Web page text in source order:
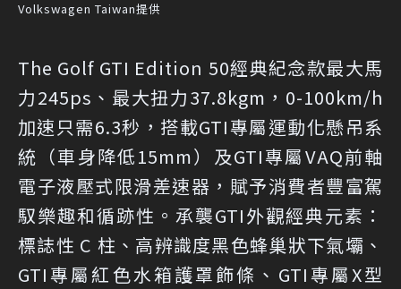
Volkswagen Taiwan提供
The Golf GTI Edition 50經典紀念款最大馬
力245ps、最大扭力37.8kgm，0-100km/h
加速只需6.3秒，搭載GTI專屬運動化懸吊系
統（車身降低15mm）及GTI專屬VAQ前軸
電子液壓式限滑差速器，賦予消費者豐富駕
馭樂趣和循跡性。承襲GTI外觀經典元素：
標誌性 C 柱、高辨識度黑色蜂巢狀下氣壩、
GTI專屬紅色水箱護罩飾條、GTI專屬X型